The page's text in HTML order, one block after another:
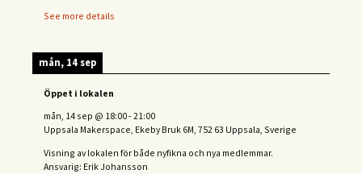
See more details
mån, 14 sep
Öppet i lokalen
mån, 14 sep @ 18:00-21:00
Uppsala Makerspace, Ekeby Bruk 6M, 752 63 Uppsala, Sverige
Visning av lokalen för både nyfikna och nya medlemmar.
Ansvarig: Erik Johansson